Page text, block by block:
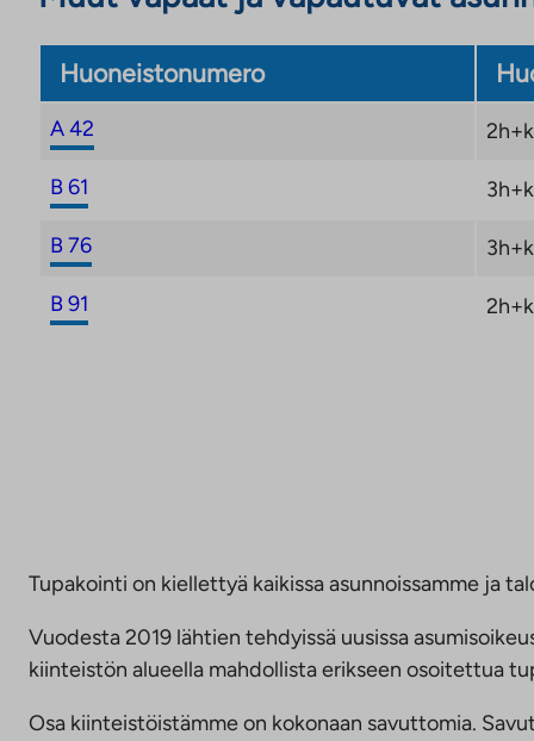
Huoneistonumero
A 42
B 61
B 76
B 91
Tupakointi on kiellettyä kaikissa asunnoissamme ja
Vuodesta 2019 lähtien tehdyissä uusissa
kiinteistön alueella mahdollista erikseen osoitettua
Osa kiinteistöistämme on kokonaan savuttomia.